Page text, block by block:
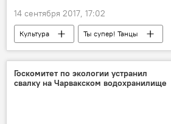
14 сентября 2017, 17:02
Культура
Ты супер! Танцы
Международный конкурс "Ты супер! Танцы"
Госкомитет по экологии устранил
свалку на Чарвакском водохранилище